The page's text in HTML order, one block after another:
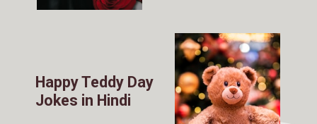
Happy Teddy Day
Jokes in Hindi